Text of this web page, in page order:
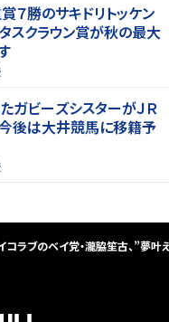
７勝のサキドリトッケン
スクラウン賞が秋の最大
ガビーズシスターがＪＲ
後は大井競馬に移籍予
コラブのベイ党・瀧脇笙古、”夢